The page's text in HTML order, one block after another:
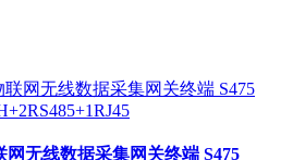
无线数据采集网关终端 S475